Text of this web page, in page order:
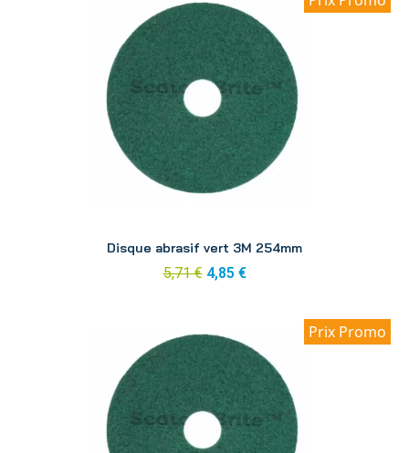
Disque abrasif vert 3M 254mm
5,71 € 4,85 €
Prix Promo